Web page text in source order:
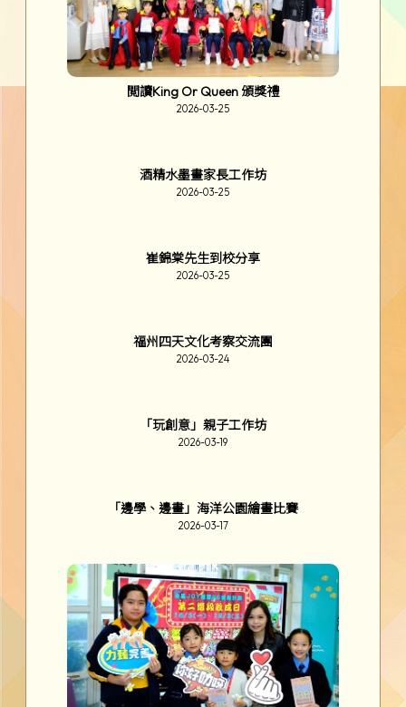
維也納藝術文化交流團
2026-03-28
基督受難及復活崇拜
2026-03-27
韓國體育、科技及文化交流團
2026-03-26
閲讀King Or Queen 頒獎禮
2026-03-25